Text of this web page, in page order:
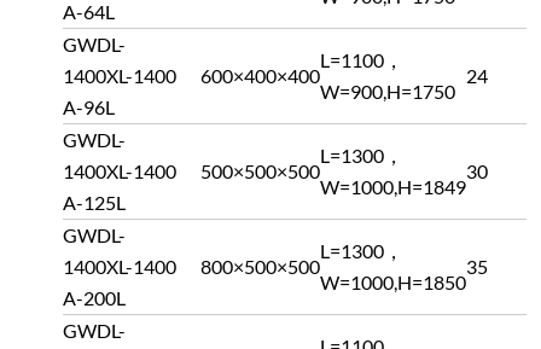
A-64L
GWDL-
1400XL-
A-96L
1400 600×400×400
L=1100，
W=900,H=1750
24
GWDL-
1400XL-
A-125L
1400 500×500×500
L=1300，
W=1000,H=1849
30
GWDL-
1400XL-
A-200L
1400 800×500×500
L=1300，
W=1000,H=1850
35
GWDL-